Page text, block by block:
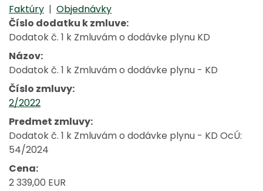
Faktúry | Objednávky
Číslo dodatku k zmluve:
Dodatok č. 1 k Zmluvám o dodávke plynu KD
Názov:
Dodatok č. 1 k Zmluvám o dodávke plynu - KD
Číslo zmluvy:
2/2022
Predmet zmluvy:
Dodatok č. 1 k Zmluvám o dodávke plynu - KD OcÚ:
54/2024
Cena:
2 339,00 EUR